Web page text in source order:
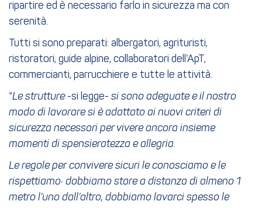
ripartire ed è necessario farlo in sicurezza ma con
serenità.
Tutti si sono preparati: albergatori, agrituristi,
ristoratori, guide alpine, collaboratori dell’ApT,
commercianti, parrucchiere e tutte le attività.
“Le strutture-si legge- si sono adeguate e il nostro
modo di lavorare si è adattato ai nuovi criteri di
sicurezza necessari per vivere ancora insieme
momenti di spensieratezza e allegria.
Le regole per convivere sicuri le conosciamo e le
rispettiamo: dobbiamo stare a distanza di almeno 1
metro l’uno dall’altro, dobbiamo lavarci spesso le